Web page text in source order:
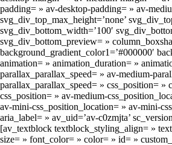
padding= » av-desktop-padding= » av-
svg_div_top_max_height=’none’
svg_div_bottom_width=’100′
svg_div_bottom_preview= »
background_gradient_color1=’#000000′
animation= » animation_duration= »
parallax_parallax_speed= » av-medium-
parallax_parallax_speed= » css_position=
css_position= » av-medium-
av-mini-css_position_location= » av-mini-
aria_label= » av_uid=’av-c0zmjta’
[av_textblock textblock_styling_align= »
size= » font_color= » color= » id= »